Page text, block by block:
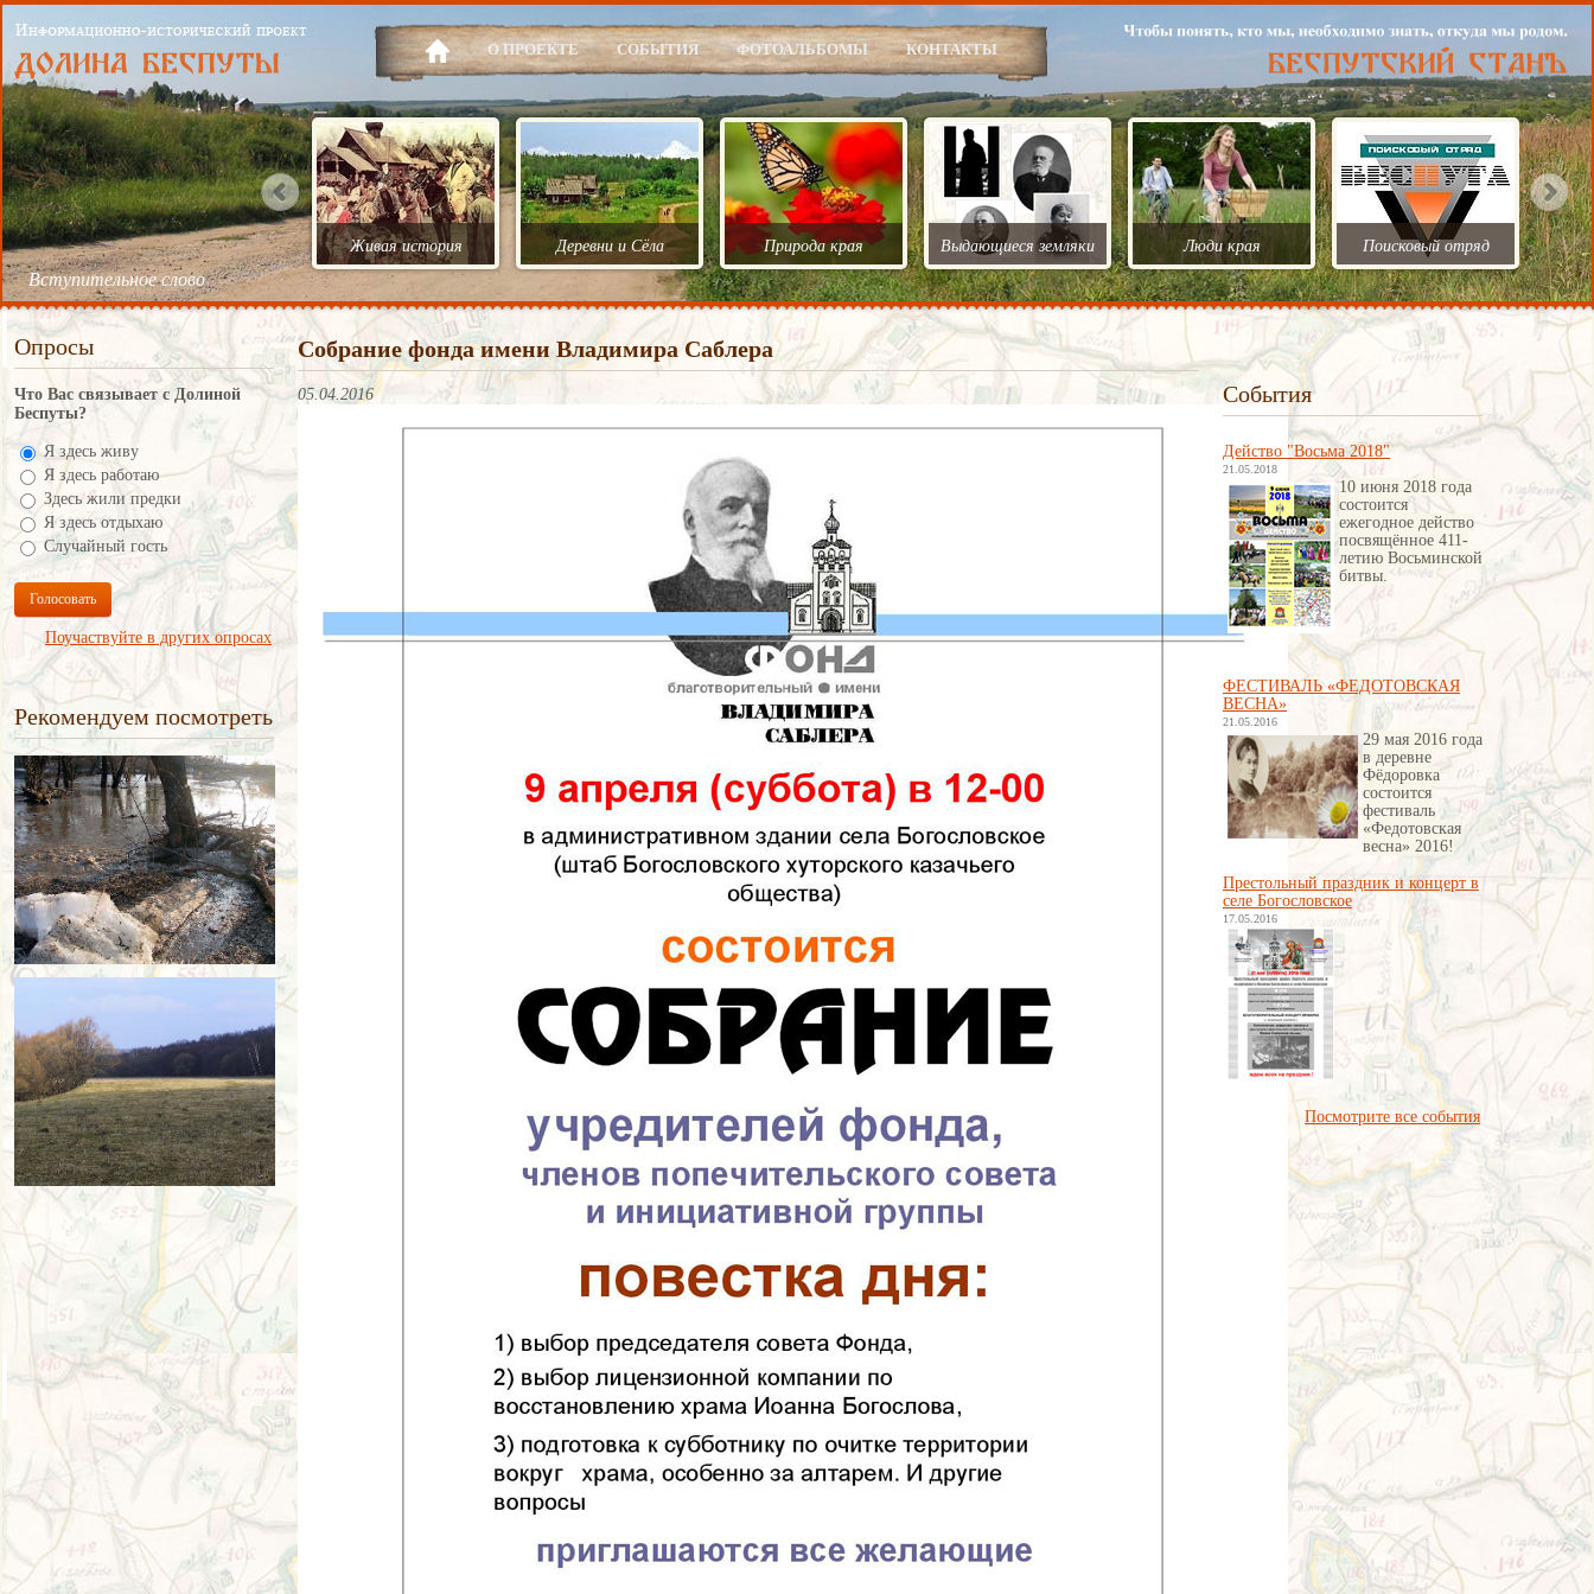
О ПРОЕКТЕ СОБЫТИЯ ФОТОАЛЬБОМЫ КОНТАКТЫ
Вступительное слово
Живая история Деревни и Сёла Природа края Выдающиеся земляки Люди края Поисковый отряд
Опросы
Что Вас связывает с Долиной
Беспуты?
Я здесь живу
Я здесь работаю
Здесь жили предки
Я здесь отдыхаю
Случайный гость
Голосовать
Поучаствуйте в других опросах
Рекомендуем посмотреть
Собрание фонда имени Владимира Саблера
05.04.2016 События
Действо "Восьма 2018"
21.05.2018
10 июня 2018 года
состоится
ежегодное действо
посвящённое 411-
летию Восьминской
битвы.
ФЕСТИВАЛЬ «ФЕДОТОВСКАЯ
ВЕСНА»
21.05.2016
29 мая 2016 года
в деревне
Фёдоровка
состоится
фестиваль
«Федотовская
весна» 2016!
Престольный праздник и концерт в
селе Богословское
17.05.2016
Посмотрите все события